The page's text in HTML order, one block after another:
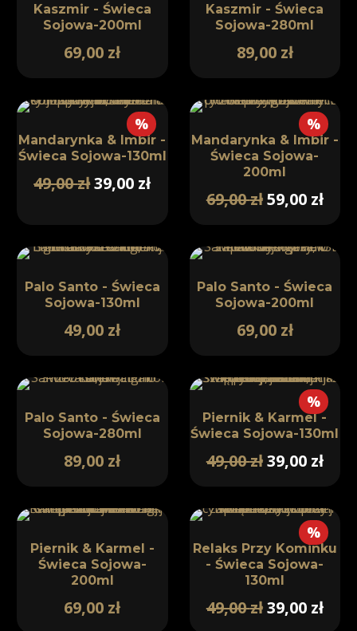
Kaszmir - Świeca
Sojowa-200ml
69,00 zł
Kaszmir - Świeca
Sojowa-280ml
89,00 zł
Mandarynka & Imbir -
Świeca Sojowa-130ml
%
49,00zł39,00 zł
Mandarynka & Imbir -
Świeca Sojowa-
200ml
%
69,00zł59,00 zł
Palo Santo - Świeca
Sojowa-130ml
49,00 zł
Palo Santo - Świeca
Sojowa-200ml
69,00 zł
Palo Santo - Świeca
Sojowa-280ml
89,00 zł
Piernik & Karmel -
Świeca Sojowa-130ml
%
49,00zł39,00 zł
Piernik & Karmel -
Świeca Sojowa-
200ml
69,00 zł
Relaks Przy Kominku
- Świeca Sojowa-
130ml
%
49,00zł39,00 zł